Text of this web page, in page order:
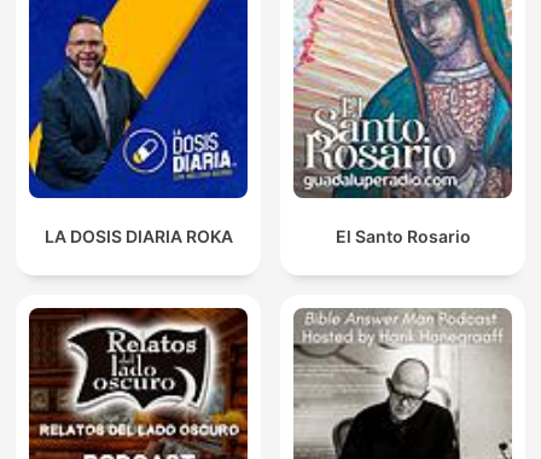
LA DOSIS DIARIA ROKA El Santo Rosario